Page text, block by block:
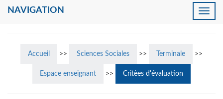
Toggle
NAVIGATION
Accueil >> Sciences Sociales >> Terminale >>
Espace enseignant >> Critèes d'évaluation